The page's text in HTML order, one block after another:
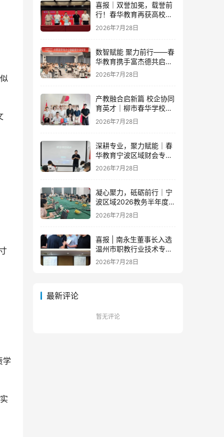
学
喜报｜双誉加冕，载誉前
行！春华教育再获高校官
方重磅认可
2026年7月28日
数智赋能 聚力前行——春
华教育携手富杰德共启AI
办公内训新篇章
2026年7月28日
产教融合启新篇 校企协同
育英才｜柳市春华学校与
人民电器集团成功签订战
略合作协议
2026年7月28日
深耕专业，聚力赋能｜春
华教育宁波区域财会专项
落地培训即将开启！
2026年7月28日
凝心聚力，砥砺前行｜宁
波区域2026教务半年度工
作会议圆满落幕，学管团
队蓄力新征程
2026年7月28日
喜报 | 南永生董事长入选
温州市职教行业技术专家
库！
2026年7月28日
最新评论
暂无评论